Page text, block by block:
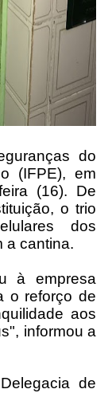
do
(IFPE), em
(16). De
o trio
dos
a cantina.
à empresa
o reforço de
aos
informou a
de